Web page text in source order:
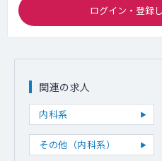
ログイン・登録
関連の求人
内科系
その他（内科系）